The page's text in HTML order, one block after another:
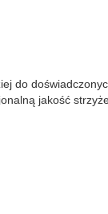
jakość